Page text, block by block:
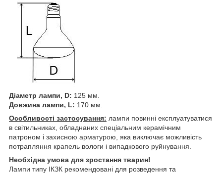
Діаметр лампи, D: 125 мм.
Довжина лампи, L: 170 мм.
Особливості застосування: лампи повинні експлуатуватися
в світильниках, обладнаних спеціальним керамічним
патроном і захисною арматурою, яка виключає можливість
потрапляння крапель вологи і випадкового руйнування.
Необхідна умова для зростання тварин!
Лампи типу ІКЗК рекомендовані для розведення та